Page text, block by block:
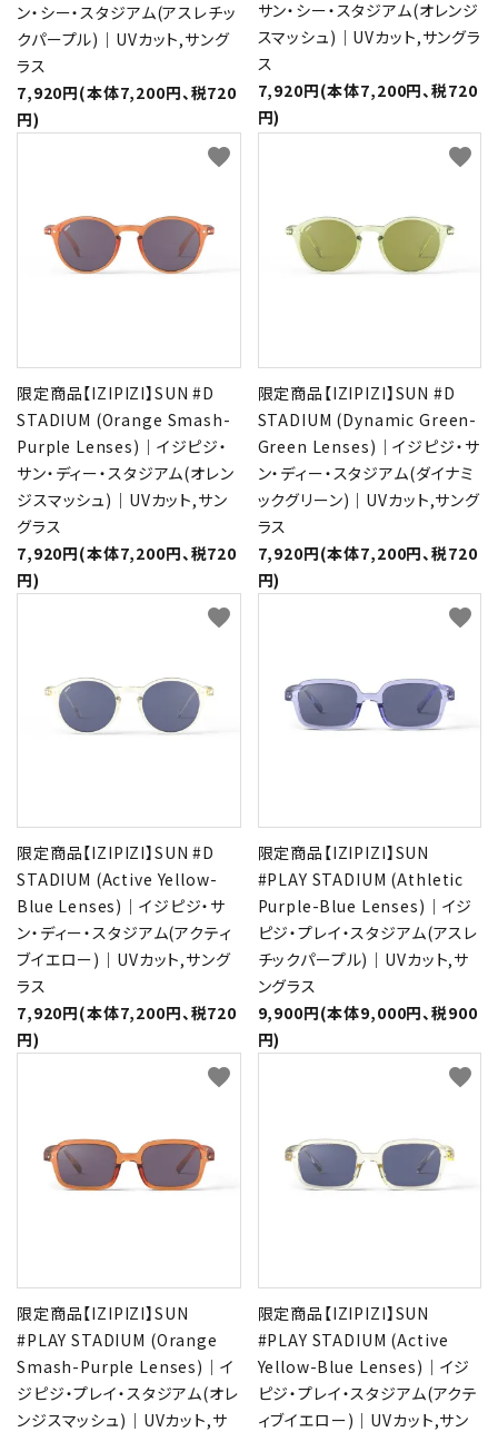
ン・シー・スタジアム(アスレチッ
クパープル)｜UVカット,サング
ラス
7,920円(本体7,200円、税720
円)
サン・シー・スタジアム(オレンジ
スマッシュ)｜UVカット,サングラ
ス
7,920円(本体7,200円、税720
円)
限定商品【IZIPIZI】SUN #D
STADIUM (Orange Smash-
Purple Lenses)｜イジピジ・
サン・ディー・スタジアム(オレン
ジスマッシュ)｜UVカット,サン
グラス
7,920円(本体7,200円、税720
円)
favorite
限定商品【IZIPIZI】SUN #D
STADIUM (Dynamic Green-
Green Lenses)｜イジピジ・サ
ン・ディー・スタジアム(ダイナミ
ックグリーン)｜UVカット,サング
ラス
7,920円(本体7,200円、税720
円)
favorite
限定商品【IZIPIZI】SUN #D
STADIUM (Active Yellow-
Blue Lenses)｜イジピジ・サ
ン・ディー・スタジアム(アクティ
ブイエロー)｜UVカット,サング
ラス
7,920円(本体7,200円、税720
円)
favorite
限定商品【IZIPIZI】SUN
#PLAY STADIUM (Athletic
Purple-Blue Lenses)｜イジ
ピジ・プレイ・スタジアム(アスレ
チックパープル)｜UVカット,サ
ングラス
9,900円(本体9,000円、税900
円)
favorite
限定商品【IZIPIZI】SUN
#PLAY STADIUM (Orange
Smash-Purple Lenses)｜イ
ジピジ・プレイ・スタジアム(オレ
ンジスマッシュ)｜UVカット,サ
favorite
限定商品【IZIPIZI】SUN
#PLAY STADIUM (Active
Yellow-Blue Lenses)｜イジ
ピジ・プレイ・スタジアム(アクテ
ィブイエロー)｜UVカット,サン
favorite